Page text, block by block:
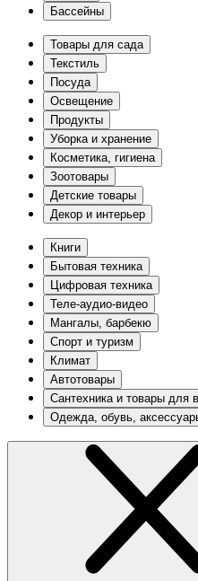
Бассейны
Товары для сада
Текстиль
Посуда
Освещение
Продукты
Уборка и хранение
Косметика, гигиена
Зоотовары
Детские товары
Декор и интерьер
Книги
Бытовая техника
Цифровая техника
Теле-аудио-видео
Мангалы, барбекю
Спорт и туризм
Климат
Автотовары
Сантехника и товары для
Одежда, обувь,